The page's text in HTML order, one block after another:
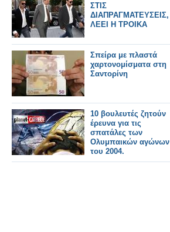
ΣΤΙΣ
ΔΙΑΠΡΑΓΜΑΤΕΥΣΕΙΣ,
ΛΕΕΙ Η ΤΡΟΙΚΑ
Σπείρα με πλαστά
χαρτονομίσματα στη
Σαντορίνη
10 βουλευτές ζητούν
έρευνα για τις
σπατάλες των
Ολυμπαικών αγώνων
του 2004.